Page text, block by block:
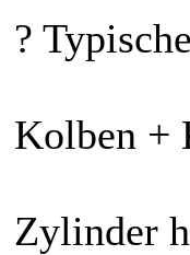
?
Kolben +
Zylinder